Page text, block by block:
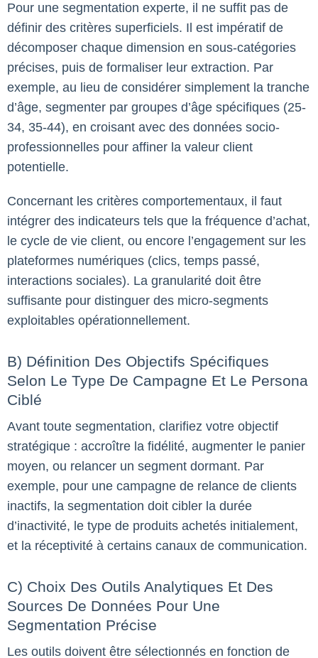
Pour une segmentation experte, il ne suffit pas de
définir des critères superficiels. Il est impératif de
décomposer chaque dimension en sous-catégories
précises, puis de formaliser leur extraction. Par
exemple, au lieu de considérer simplement la tranche
d’âge, segmenter par groupes d’âge spécifiques (25-
34, 35-44), en croisant avec des données socio-
professionnelles pour affiner la valeur client
potentielle.
Concernant les critères comportementaux, il faut
intégrer des indicateurs tels que la fréquence d’achat,
le cycle de vie client, ou encore l’engagement sur les
plateformes numériques (clics, temps passé,
interactions sociales). La granularité doit être
suffisante pour distinguer des micro-segments
exploitables opérationnellement.
B) Définition Des Objectifs Spécifiques
Selon Le Type De Campagne Et Le Persona
Ciblé
Avant toute segmentation, clarifiez votre objectif
stratégique : accroître la fidélité, augmenter le panier
moyen, ou relancer un segment dormant. Par
exemple, pour une campagne de relance de clients
inactifs, la segmentation doit cibler la durée
d’inactivité, le type de produits achetés initialement,
et la réceptivité à certains canaux de communication.
C) Choix Des Outils Analytiques Et Des
Sources De Données Pour Une
Segmentation Précise
Les outils doivent être sélectionnés en fonction de